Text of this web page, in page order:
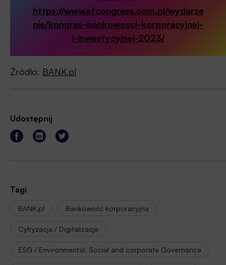
https://www.efcongress.com.pl/wydarze
nie/kongres-bankowosci-korporacyjnej-
i-inwestycyjnej-2023/
Źródło: BANK.pl
Udostępnij
Tagi
BANK.pl Bankowość korporacyjna
Cyfryzacja / Digitalizacja
ESG / Environmental, Social and corporate Governance